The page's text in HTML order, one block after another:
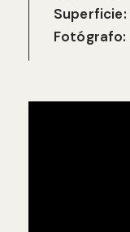
Superficie:
Fotógrafo: